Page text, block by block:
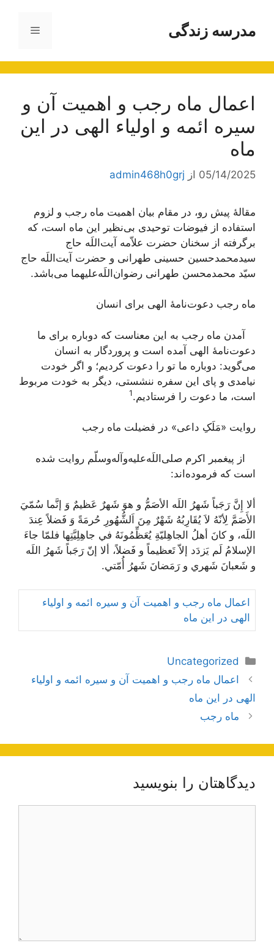
محتوامدرسه زندگی فهرست
اعمال ماه رجب و اهمیت آن و
سیره ائمه و اولیاء الهی در این
ماه
05/14/2025 از admin468h0grj
مقالۀ پیش رو، در مقام بیان اهمیت ماه رجب و لزوم
استفاده از فیوضات توحیدی بی‌نظیر این ماه است، که
برگرفته از سخنان حضرت علاّمه آیت‌اللَه حاج
سیدمحمدحسین حسینی طهرانی و حضرت آیت‌اللَه حاج
سیّد محمدمحسن طهرانی رضوان‌اللَه‌علیهما می‌باشد.
ماه رجب دعوت‌نامۀ الهی برای انسان
آمدن ماه رجب به این معناست که دوباره برای ما
دعوت‌نامۀ الهی آمده است و پروردگار به انسان
می‌گوید: دوباره ما تو را دعوت کردیم؛ و اگر خودت
نیامدی و پای این سفره ننشستی، دیگر به خودت مربوط
است، ما دعوت را فرستادیم.1
روایت «مَلَکِ داعی» در فضیلت ماه رجب
از پیغمبر اکرم صلی‌اللَه‌علیه‌و‌آله‌وسلّم روایت شده
است که فرموده‌اند:
ألا إِنَّ رَجَباً شَهرُ اللَه الأصَمُّ و هوَ شَهرٌ عَظيمٌ وَ إنَّما سُمّيَ
الأَصَمَّ لِأنّهُ لاَ يُقَارِبُهُ شَهْرٌ مِنَ اَلشُّهُورِ حُرمَةً وَ فَضلاً عِندَ
اللَه، و كانَ أهلُ الجاهِليّةِ يُعَظِّمُونَهُ في جاهِلِيَّتِها فلمّا جاءَ
الإسلامُ لَم يَزدَد إلاّ تَعظيماً و فَضلاً، ألا إنّ رَجَباً شَهرُ اللَه
و شَعبانَ شَهري و رَمَضانَ شَهرُ أُمّتي.
اعمال ماه رجب و اهمیت آن و سیره ائمه و اولیاء
الهی در این ماه
دسته‌ها
Uncategorized
ناوبری
نوشته‌ها
اعمال ماه رجب و اهمیت آن و سیره ائمه و اولیاء
الهی در این ماه
ماه رجب
دیدگاهتان را بنویسید